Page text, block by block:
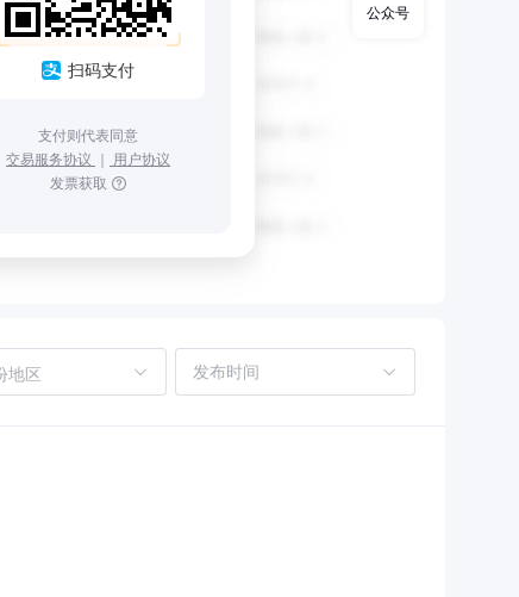
扫码支付
支付则代表同意
交易服务协议 ｜ 用户协议
发票获取
地区
公众号